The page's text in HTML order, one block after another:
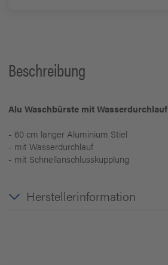
Beschreibung
Alu Waschbürste mit Wasserdurchlauf
- 60 cm langer Aluminium Stiel
- mit Wasserdurchlauf
- mit Schnellanschlusskupplung
Herstellerinformation